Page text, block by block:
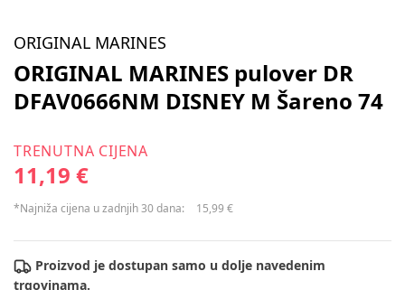
ORIGINAL MARINES
ORIGINAL MARINES pulover DR
DFAV0666NM DISNEY M Šareno 74
TRENUTNA CIJENA
11,19 €
*Najniža cijena u zadnjih 30 dana: 15,99 €
Proizvod je dostupan samo u dolje navedenim
trgovinama.